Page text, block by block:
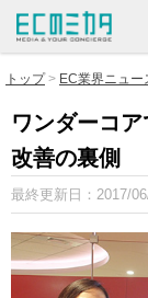
トップ EC業界ニュー
ワンダーコ
改善の裏側
最終更新日： 2017/